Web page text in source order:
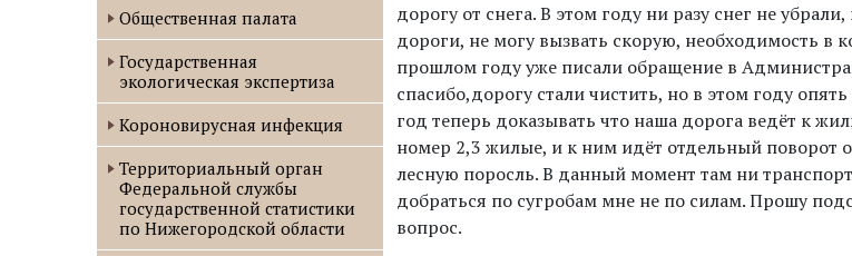
Общественная палата
Государственная
экологическая экспертиза
Короновирусная инфекция
Территориальный орган
Федеральной службы
государственной статистики
по Нижегородской области
дорогу от снега. В этом году ни разу снег не
дороги, не могу вызвать скорую, необходимость в
прошлом году уже писали обращение в
спасибо,дорогу стали чистить, но в этом году
год теперь доказывать что наша дорога ведёт к
номер 2,3 жилые, и к ним идёт отдельный поворот
лесную поросль. В данный момент там ни
добраться по сугробам мне не по силам. Прошу
вопрос.